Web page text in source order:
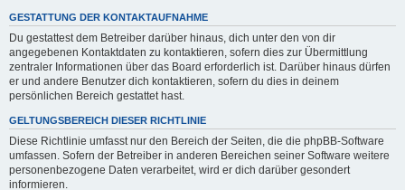
GESTATTUNG DER KONTAKTAUFNAHME
Du gestattest dem Betreiber darüber hinaus, dich unter den von dir
angegebenen Kontaktdaten zu kontaktieren, sofern dies zur Übermittlung
zentraler Informationen über das Board erforderlich ist. Darüber hinaus dürfen
er und andere Benutzer dich kontaktieren, sofern du dies in deinem
persönlichen Bereich gestattet hast.
GELTUNGSBEREICH DIESER RICHTLINIE
Diese Richtlinie umfasst nur den Bereich der Seiten, die die phpBB-Software
umfassen. Sofern der Betreiber in anderen Bereichen seiner Software weitere
personenbezogene Daten verarbeitet, wird er dich darüber gesondert
informieren.